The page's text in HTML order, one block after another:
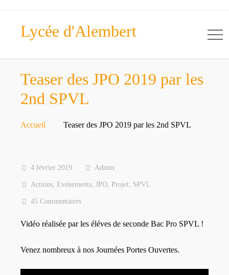
Lycée d'Alembert
Teaser des JPO 2019 par les
2nd SPVL
Accueil Teaser des JPO 2019 par les 2nd SPVL
4 février 2019 Admin
Actions Evénements JPO Projet SPVL
45 Commentaires
Vidéo réalisée par les éléves de seconde Bac Pro SPVL !
Venez nombreux à nos Journées Portes Ouvertes.